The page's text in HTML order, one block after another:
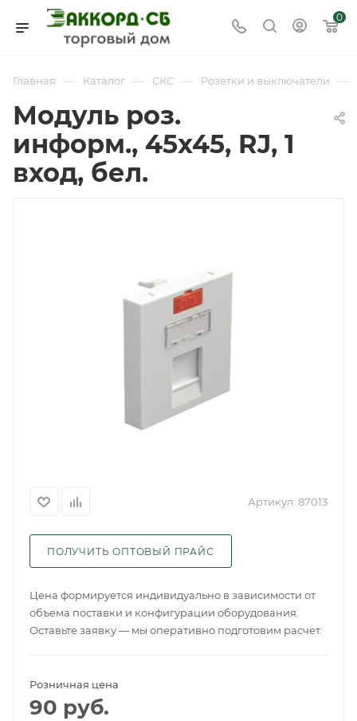
0
Главная — Каталог — СКС — Розетки и выключатели —
Модуль роз.
информ., 45x45, RJ, 1
вход, бел.
Артикул: 87013
ПОЛУЧИТЬ ОПТОВЫЙ ПРАЙС
Цена формируется индивидуально в зависимости от
объема поставки и конфигурации оборудования.
Оставьте заявку — мы оперативно подготовим расчет.
Розничная цена
90 руб.